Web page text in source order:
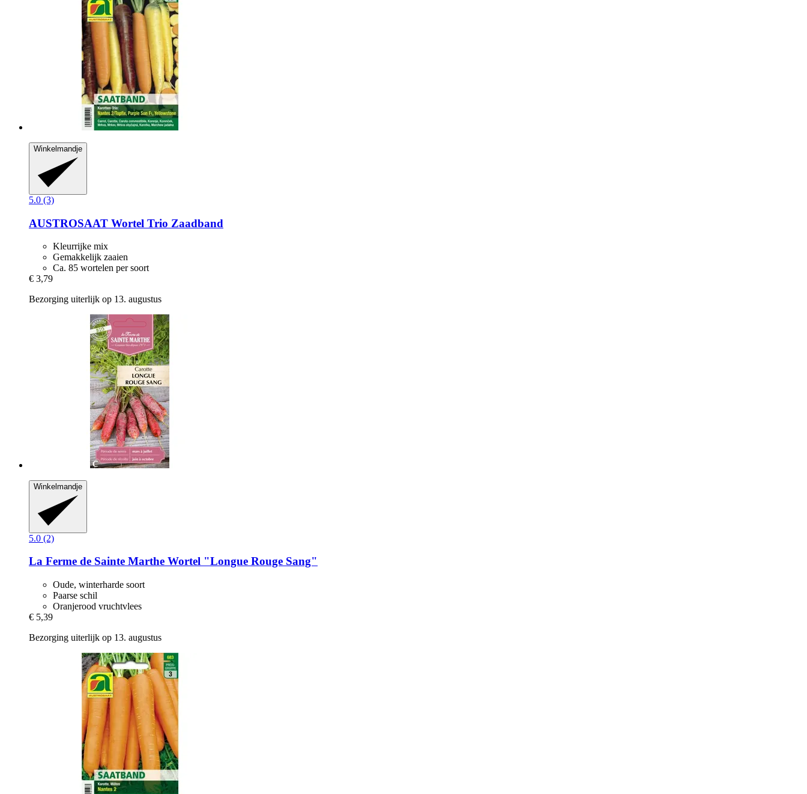
Winkelmandje
5.0 (3)
AUSTROSAAT Wortel Trio Zaadband
Kleurrijke mix
Gemakkelijk zaaien
Ca. 85 wortelen per soort
€ 3,79
Bezorging uiterlijk op 13. augustus
Winkelmandje
5.0 (2)
La Ferme de Sainte Marthe Wortel "Longue Rouge Sang"
Oude, winterharde soort
Paarse schil
Oranjerood vruchtvlees
€ 5,39
Bezorging uiterlijk op 13. augustus